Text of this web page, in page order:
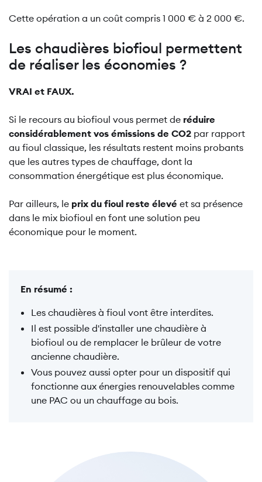
Cette opération a un coût compris 1 000 € à 2 000 €.
Les chaudières biofioul permettent
de réaliser les économies ?
VRAI et FAUX.
Si le recours au biofioul vous permet de réduire
considérablement vos émissions de CO2 par rapport
au fioul classique, les résultats restent moins probants
que les autres types de chauffage, dont la
consommation énergétique est plus économique.
Par ailleurs, le prix du fioul reste élevé et sa présence
dans le mix biofioul en font une solution peu
économique pour le moment.
En résumé :
Les chaudières à fioul vont être interdites.
Il est possible d'installer une chaudière à
biofioul ou de remplacer le brûleur de votre
ancienne chaudière.
Vous pouvez aussi opter pour un dispositif qui
fonctionne aux énergies renouvelables comme
une PAC ou un chauffage au bois.